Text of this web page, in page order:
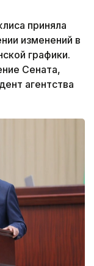
приняла
изменений в
графики.
Сената,
агентства